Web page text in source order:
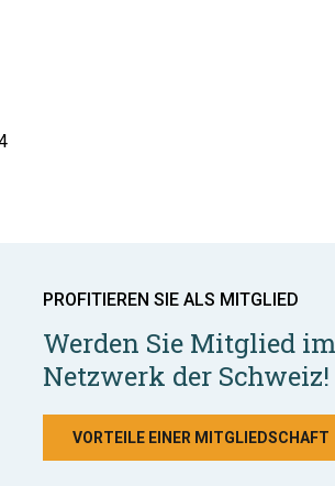
PROFITIEREN SIE ALS MITGLIED
Werden Sie Mitglied
Netzwerk der Schweiz!
VORTEILE EINER MITGLIEDSCHAFT